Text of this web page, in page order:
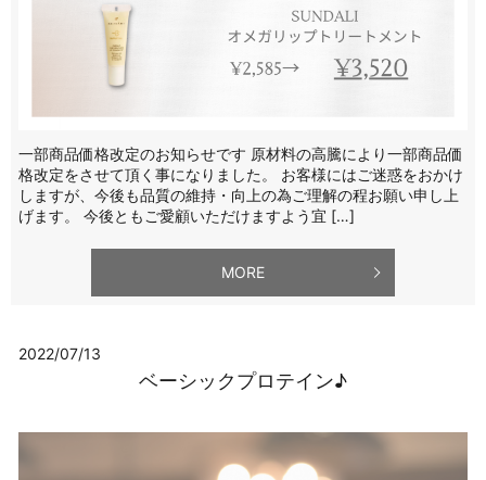
一部商品価格改定のお知らせです 原材料の高騰により一部商品価
格改定をさせて頂く事になりました。 お客様にはご迷惑をおかけ
しますが、今後も品質の維持・向上の為ご理解の程お願い申し上
げます。 今後ともご愛顧いただけますよう宜 […]
MORE
2022/07/13
ベーシックプロテイン♪